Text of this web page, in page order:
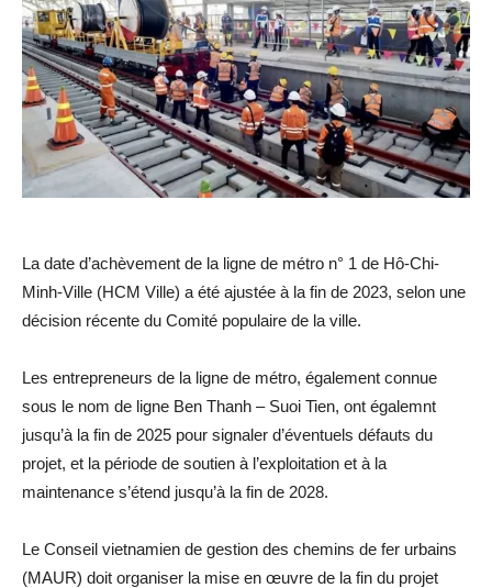
La date d’achèvement de la ligne de métro n° 1 de Hô-Chi-
Minh-Ville (HCM Ville) a été ajustée à la fin de 2023, selon une
décision récente du Comité populaire de la ville.
Les entrepreneurs de la ligne de métro, également connue
sous le nom de ligne Ben Thanh – Suoi Tien, ont égalemnt
jusqu’à la fin de 2025 pour signaler d’éventuels défauts du
projet, et la période de soutien à l’exploitation et à la
maintenance s’étend jusqu’à la fin de 2028.
Le Conseil vietnamien de gestion des chemins de fer urbains
(MAUR) doit organiser la mise en œuvre de la fin du projet